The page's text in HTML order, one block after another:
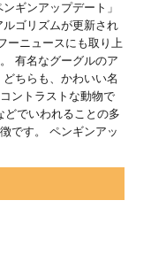
ギンアップデート」
ゴリズムが更新され
ーニュースにも取り上
有名なグーグルのア
ちらも、かわいい名
ントラストな動物で
どでいわれることの多
です。 ペンギンアッ